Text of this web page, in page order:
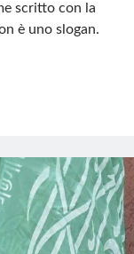
scritto con la
è uno slogan.